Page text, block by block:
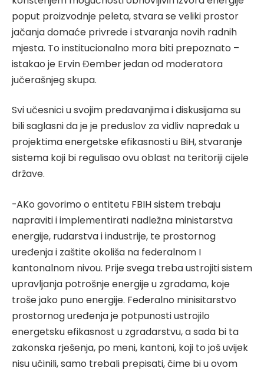
poput proizvodnje peleta, stvara se veliki prostor
jačanja domaće privrede i stvaranja novih radnih
mjesta. To institucionalno mora biti prepoznato –
istakao je Ervin Đember jedan od moderatora
jučerašnjeg skupa.
Svi učesnici u svojim predavanjima i diskusijama su
bili saglasni da je je preduslov za vidliv napredak u
projektima energetske efikasnosti u BiH, stvaranje
sistema koji bi regulisao ovu oblast na teritoriji cijele
države.
-AKo govorimo o entitetu FBIH sistem trebaju
napraviti i implementirati nadležna ministarstva
energije, rudarstva i industrije, te prostornog
uređenja i zaštite okoliša na federalnom I
kantonalnom nivou. Prije svega treba ustrojiti sistem
upravljanja potrošnje energije u zgradama, koje
troše jako puno energije. Federalno minisitarstvo
prostornog uređenja je potpunosti ustrojilo
energetsku efikasnost u zgradarstvu, a sada bi ta
zakonska rješenja, po meni, kantoni, koji to još uvijek
nisu učinili, samo trebali prepisati, čime bi u ovom